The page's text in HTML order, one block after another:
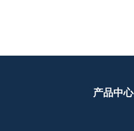
产品中心